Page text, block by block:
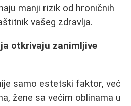
manji rizik od hroničnih
vašeg zdravlja.
otkrivaju zanimljive
samo estetski faktor, već
žene sa većim oblinama u